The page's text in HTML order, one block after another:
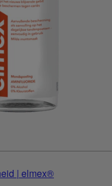
| elmex®